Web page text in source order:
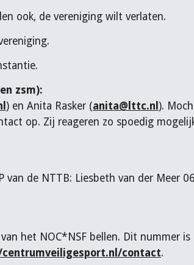
ook, de vereniging wilt verlaten.
zsm):
) en Anita Rasker (anita@lttc.nl ).
op. Zij reageren zo spoedig
van de NTTB: Liesbeth van der Meer
het NOC*NSF bellen. Dit nummer
contact.